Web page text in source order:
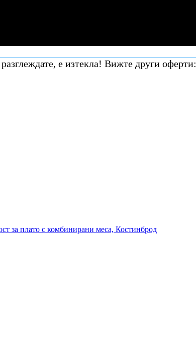
е изтекла! Вижте други оферти:
за плато с комбинирани меса, Костинброд